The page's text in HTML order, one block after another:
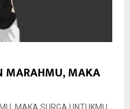
MARAHMU, MAKA